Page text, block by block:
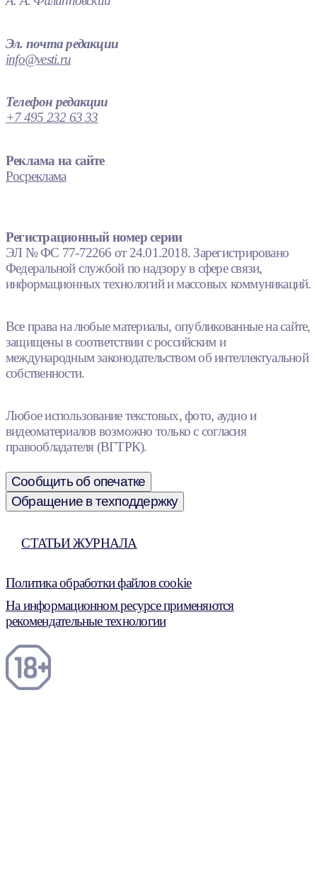
Эл. почта редакции
info@vesti.ru
Телефон редакции
+7 495 232 63 33
Реклама на сайте
Росреклама
Регистрационный номер серии
ЭЛ № ФС 77-72266 от 24.01.2018. Зарегистрировано
Федеральной службой по надзору в сфере связи,
информационных технологий и массовых коммуникаций.
Все права на любые материалы, опубликованные на сайте,
защищены в соответствии с российским и
международным законодательством об интеллектуальной
собственности.
Любое использование текстовых, фото, аудио и
видеоматериалов возможно только с согласия
правообладателя (ВГТРК).
Сообщить об опечатке
Обращение в техподдержку
СТАТЬИ ЖУРНАЛА
Политика обработки файлов cookie
На информационном ресурсе применяются
рекомендательные технологии